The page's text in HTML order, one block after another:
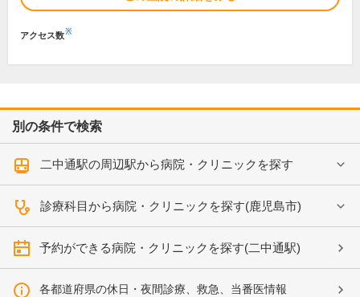
アクセス数※
別の条件で検索
二中通駅の周辺駅から病院・クリニックを探す
診療科目から病院・クリニックを探す(鹿児島市)
予約ができる病院・クリニックを探す(二中通駅)
各都道府県の休日・夜間診療、救急、当番医情報